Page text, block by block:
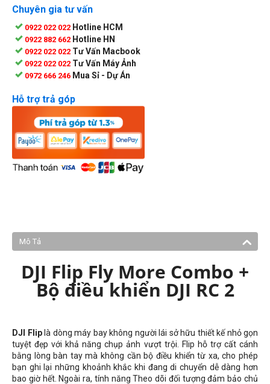
Chuyên gia tư vấn
0922 022 022 Hotline HCM
0922 882 662 Hotline HN
0922 022 022 Tư Vấn Macbook
0922 022 022 Tư Vấn Máy Ảnh
0972 666 246 Mua Sỉ - Dự Án
Hỗ trợ trả góp
Mô Tả
DJI Flip Fly More Combo +
Bộ điều khiển DJI RC 2
DJI Fliplà dòng máy bay không người lái sở hữu thiết kế nhỏ gọn
tuyệt đẹp với khả năng chụp ảnh vượt trội. Flip hỗ trợ cất cánh
bằng lòng bàn tay mà không cần bộ điều khiển từ xa, cho phép
bạn ghi lại những khoảnh khắc khi đang di chuyển dễ dàng hơn
bao giờ hết. Ngoài ra, tính năng Theo dõi đối tượng đảm bảo chủ